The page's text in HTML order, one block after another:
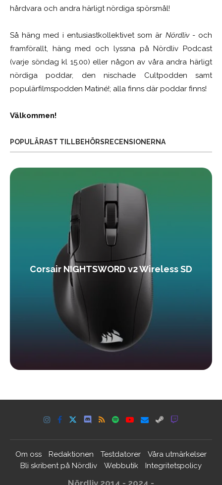
hårdvara och andra härligt nördiga spörsmål!
Så häng med i entusiastkollektivet som är Nördliv- och
framförallt, häng med och lyssna på Nördliv Podcast
(varje söndag kl 15.00) eller någon av våra andra härligt
nördiga poddar, den nischade Cultpodden samt
populärfilmspodden Matiné!; alla finns där poddar finns!
Välkommen!
POPULÄRAST TILLBEHÖRSRECENSIONERNA
Corsair NIGHTSWORD v2 Wireless SD
Om oss Redaktionen Testdatorer
Våra utmärkelser
Bli skribent på Nördliv
Webbutik Integritetspolicy
Nördliv 2014 - 2024 -